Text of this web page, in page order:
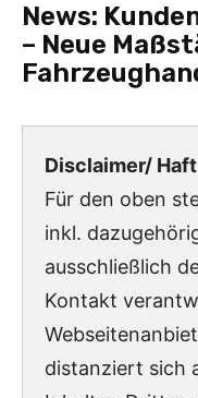
News:
– Neue
Disclaimer/
Für den oben
inkl.
ausschließlich
Kontakt
distanziert sich